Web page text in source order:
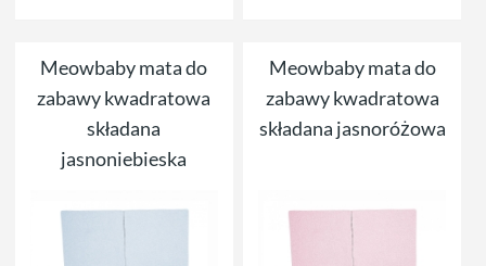
Meowbaby mata do
zabawy kwadratowa
składana
jasnoniebieska
Meowbaby mata do
zabawy kwadratowa
składana jasnoróżowa